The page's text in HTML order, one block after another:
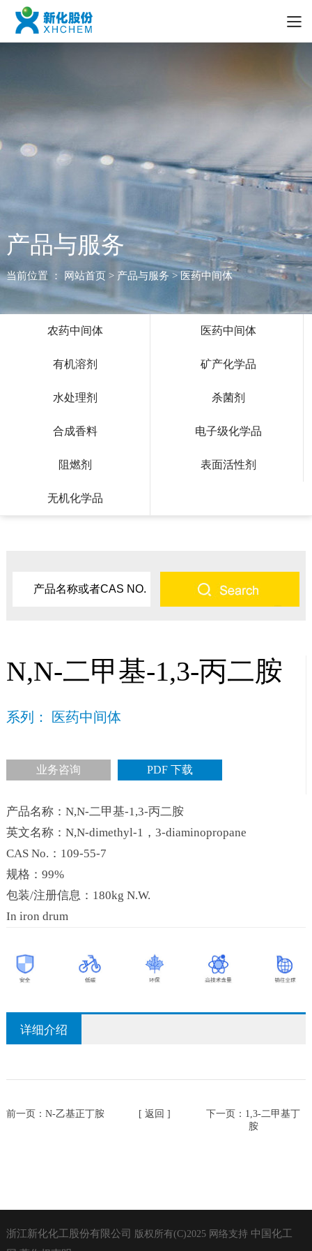
产品与服务
当前位置 ： 网站首页> 产品与服务 > 医药中间体
农药中间体 医药中间体
有机溶剂 矿产化学品
水处理剂 杀菌剂
合成香料 电子级化学品
阻燃剂 表面活性剂
无机化学品
N,N-二甲基-1,3-丙二胺
系列： 医药中间体
业务咨询 PDF 下载
产品名称：N,N-二甲基-1,3-丙二胺
英文名称：N,N-dimethyl-1，3-diaminopropane
CAS No.：109-55-7
规格：99%
包装/注册信息：180kg N.W.
In iron drum
详细介绍
前一页：N-乙基正丁胺 [ 返回 ] 下一页： 1,3-二甲基丁
胺
浙江新化化工股份有限公司 版权所有(C)2025网络支持 中国化工